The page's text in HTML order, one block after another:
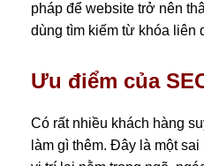
pháp để website trở nên
dùng tìm kiếm từ khóa liên
Ưu điểm của
Có rất nhiều khách hàng
làm gì thêm. Đây là một sai